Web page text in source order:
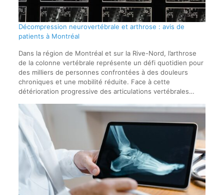
Décompression neurovertébrale et arthrose : avis de
patients à Montréal
Dans la région de Montréal et sur la Rive-Nord, l’arthrose
de la colonne vertébrale représente un défi quotidien pour
des milliers de personnes confrontées à des douleurs
chroniques et une mobilité réduite. Face à cette
détérioration progressive des articulations vertébrales…